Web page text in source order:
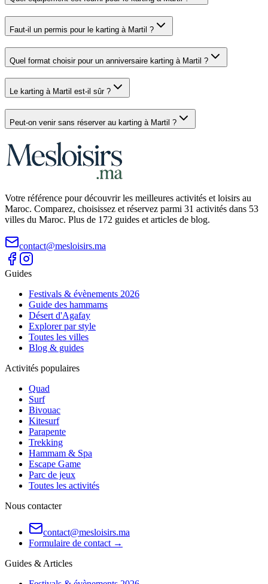
Faut-il un permis pour le karting à Martil ?
Quel format choisir pour un anniversaire karting à Martil ?
Le karting à Martil est-il sûr ?
Peut-on venir sans réserver au karting à Martil ?
Votre référence pour découvrir les meilleures activités et loisirs au
Maroc. Comparez, choisissez et réservez parmi 31 activités dans 53
villes du Maroc. Plus de 172 guides et articles de blog.
contact@mesloisirs.ma
Guides
Festivals & évènements 2026
Guide des hammams
Désert d'Agafay
Explorer par style
Toutes les villes
Blog & guides
Activités populaires
Quad
Surf
Bivouac
Kitesurf
Parapente
Trekking
Hammam & Spa
Escape Game
Parc de jeux
Toutes les activités
Nous contacter
contact@mesloisirs.ma
Formulaire de contact →
Guides & Articles